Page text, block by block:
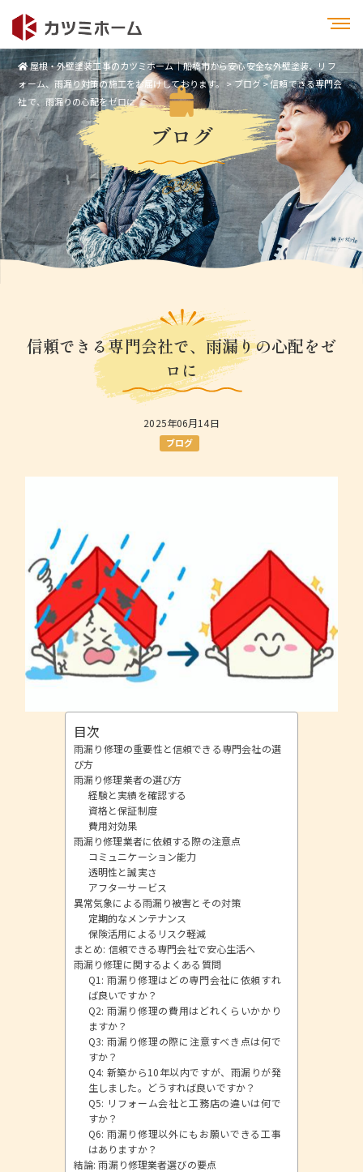
屋根・外壁塗装工事のカツミホーム｜船橋市から安心安全な外壁塗装、リフ
ォーム、雨漏り対策の施工をお届けしております。>ブログ>信頼できる専門会
社で、雨漏りの心配をゼロに
ブログ
Blog
信頼できる専門会社で、雨漏りの心配をゼ
ロに
2025年06月14日
ブログ
目次
雨漏り修理の重要性と信頼できる専門会社の選
び方
雨漏り修理業者の選び方
経験と実績を確認する
資格と保証制度
費用対効果
雨漏り修理業者に依頼する際の注意点
コミュニケーション能力
透明性と誠実さ
アフターサービス
異常気象による雨漏り被害とその対策
定期的なメンテナンス
保険活用によるリスク軽減
まとめ: 信頼できる専門会社で安心生活へ
雨漏り修理に関するよくある質問
Q1: 雨漏り修理はどの専門会社に依頼すれ
ば良いですか？
Q2: 雨漏り修理の費用はどれくらいかかり
ますか？
Q3: 雨漏り修理の際に注意すべき点は何で
すか？
Q4: 新築から10年以内ですが、雨漏りが発
生しました。どうすれば良いですか？
Q5: リフォーム会社と工務店の違いは何で
すか？
Q6: 雨漏り修理以外にもお願いできる工事
はありますか？
結論: 雨漏り修理業者選びの要点